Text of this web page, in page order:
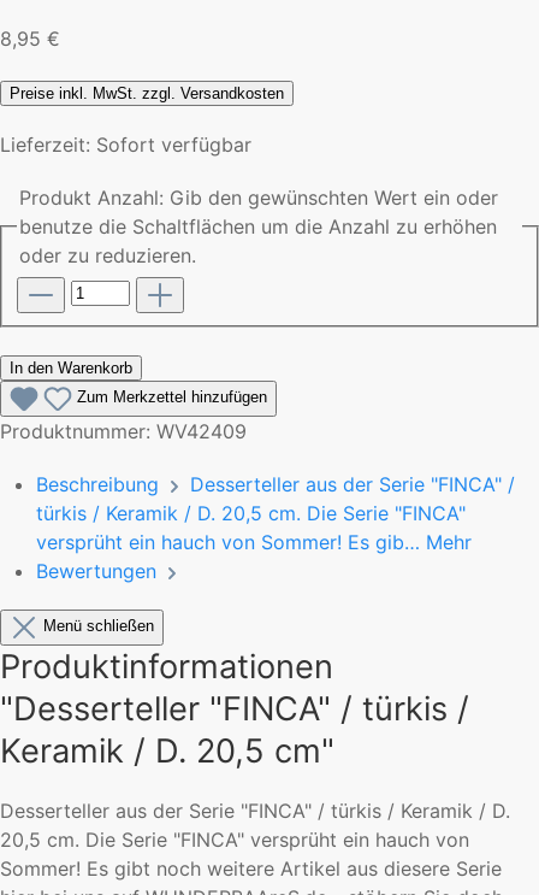
8,95 €
Preise inkl. MwSt. zzgl. Versandkosten
Lieferzeit: Sofort verfügbar
Produkt Anzahl: Gib den gewünschten Wert ein oder
benutze die Schaltflächen um die Anzahl zu erhöhen
oder zu reduzieren.
In den Warenkorb
Zum Merkzettel hinzufügen
Produktnummer: WV42409
Beschreibung
Desserteller aus der Serie "FINCA" /
türkis / Keramik / D. 20,5 cm. Die Serie "FINCA"
versprüht ein hauch von Sommer! Es gib… Mehr
Bewertungen
Menü schließen
Produktinformationen
"Desserteller "FINCA" / türkis /
Keramik / D. 20,5 cm"
Desserteller aus der Serie "FINCA" / türkis / Keramik / D.
20,5 cm. Die Serie "FINCA" versprüht ein hauch von
Sommer! Es gibt noch weitere Artikel aus diesere Serie